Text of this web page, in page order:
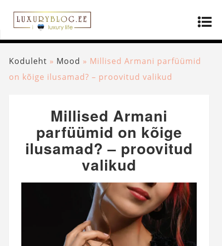
Koduleht » Mood » Millised Armani parfüümid
on kõige ilusamad? – proovitud valikud
Millised Armani
parfüümid on kõige
ilusamad? – proovitud
valikud